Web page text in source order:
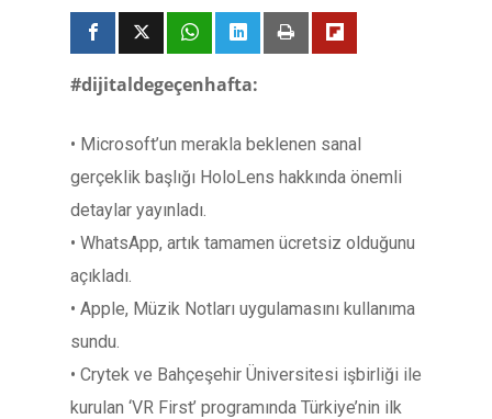
#dijitaldegeçenhafta:
• Microsoft’un merakla beklenen sanal
gerçeklik başlığı HoloLens hakkında önemli
detaylar yayınladı.
• WhatsApp, artık tamamen ücretsiz olduğunu
açıkladı.
• Apple, Müzik Notları uygulamasını kullanıma
sundu.
• Crytek ve Bahçeşehir Üniversitesi işbirliği ile
kurulan ‘VR First’ programında Türkiye’nin ilk